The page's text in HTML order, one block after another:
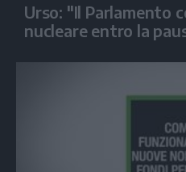
Urso: "Il Parlamento
nucleare entro la